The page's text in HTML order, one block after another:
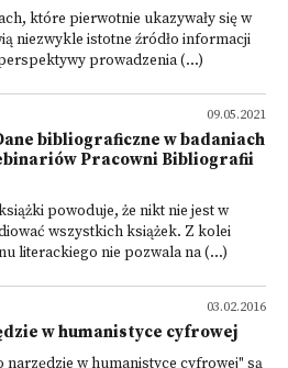
które pierwotnie ukazywały się w
niezwykle istotne źródło informacji
prowadzenia (...)
09.05.2021
bibliograficzne w badaniach
Pracowni Bibliografii
powoduje, że nikt nie jest w
wszystkich książek. Z kolei
literackiego nie pozwala na (...)
03.02.2016
w humanistyce cyfrowej
w humanistyce cyfrowej" są